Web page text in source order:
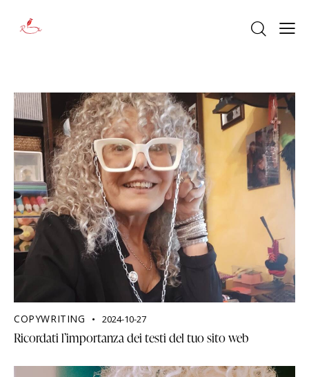
COPYWRITING 2024-10-27
Ricordati l’importanza dei testi del tuo sito web